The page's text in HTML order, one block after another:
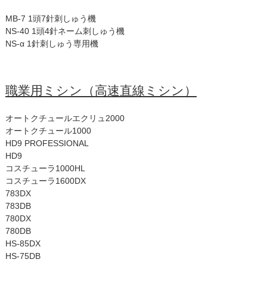
MB-7 1頭7針刺しゅう機
NS-40 1頭4針ネーム刺しゅう機
NS-α 1針刺しゅう専用機
職業用ミシン（高速直線ミシン）
オートクチュールエクリュ2000
オートクチュール1000
HD9 PROFESSIONAL
HD9
コスチューラ1000HL
コスチューラ1600DX
783DX
783DB
780DX
780DB
HS-85DX
HS-75DB